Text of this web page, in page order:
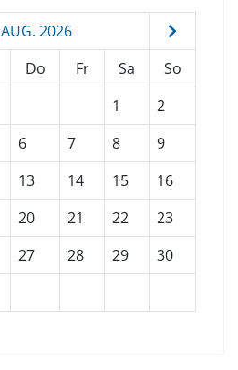
AUG. 2026
Do Fr Sa
So
1
2
6 7 8
9
13 14 15
16
20 21 22
23
27 28 29
30